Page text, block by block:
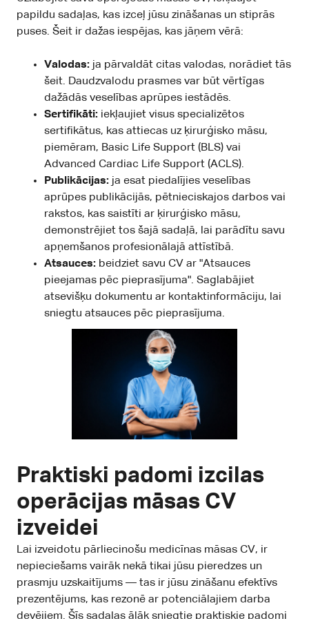
papildu sadaļas, kas izceļ jūsu zināšanas un stiprās
puses. Šeit ir dažas iespējas, kas jāņem vērā:
Valodas: ja pārvaldāt citas valodas, norādiet tās
šeit. Daudzvalodu prasmes var būt vērtīgas
dažādās veselības aprūpes iestādēs.
Sertifikāti: iekļaujiet visus specializētos
sertifikātus, kas attiecas uz ķirurģisko māsu,
piemēram, Basic Life Support (BLS) vai
Advanced Cardiac Life Support (ACLS).
Publikācijas: ja esat piedalījies veselības
aprūpes publikācijās, pētnieciskajos darbos vai
rakstos, kas saistīti ar ķirurģisko māsu,
demonstrējiet tos šajā sadaļā, lai parādītu savu
apņemšanos profesionālajā attīstībā.
Atsauces: beidziet savu CV ar "Atsauces
pieejamas pēc pieprasījuma". Saglabājiet
atsevišķu dokumentu ar kontaktinformāciju, lai
sniegtu atsauces pēc pieprasījuma.
Praktiski padomi izcilas
operācijas māsas CV
izveidei
Lai izveidotu pārliecinošu medicīnas māsas CV, ir
nepieciešams vairāk nekā tikai jūsu pieredzes un
prasmju uzskaitījums — tas ir jūsu zināšanu efektīvs
prezentējums, kas rezonē ar potenciālajiem darba
devējiem. Šīs sadaļas ālāk sniegtie praktiskie padomi